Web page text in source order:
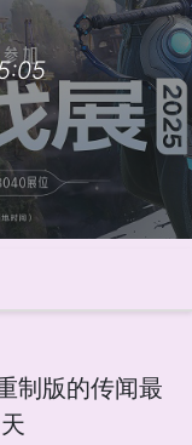
制版的传闻最